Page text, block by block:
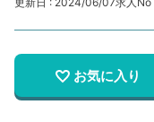
お気に入り